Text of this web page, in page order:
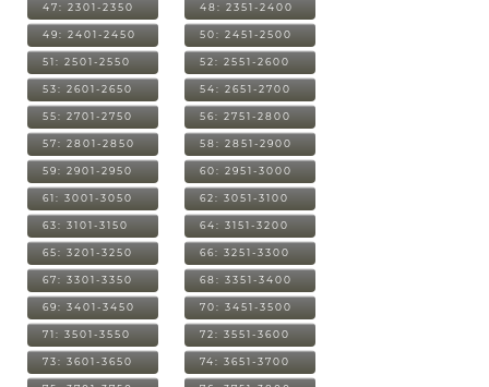
47: 2301-2350 48: 2351-2400
49: 2401-2450 50: 2451-2500
51: 2501-2550 52: 2551-2600
53: 2601-2650 54: 2651-2700
55: 2701-2750 56: 2751-2800
57: 2801-2850 58: 2851-2900
59: 2901-2950 60: 2951-3000
61: 3001-3050 62: 3051-3100
63: 3101-3150 64: 3151-3200
65: 3201-3250 66: 3251-3300
67: 3301-3350 68: 3351-3400
69: 3401-3450 70: 3451-3500
71: 3501-3550 72: 3551-3600
73: 3601-3650 74: 3651-3700